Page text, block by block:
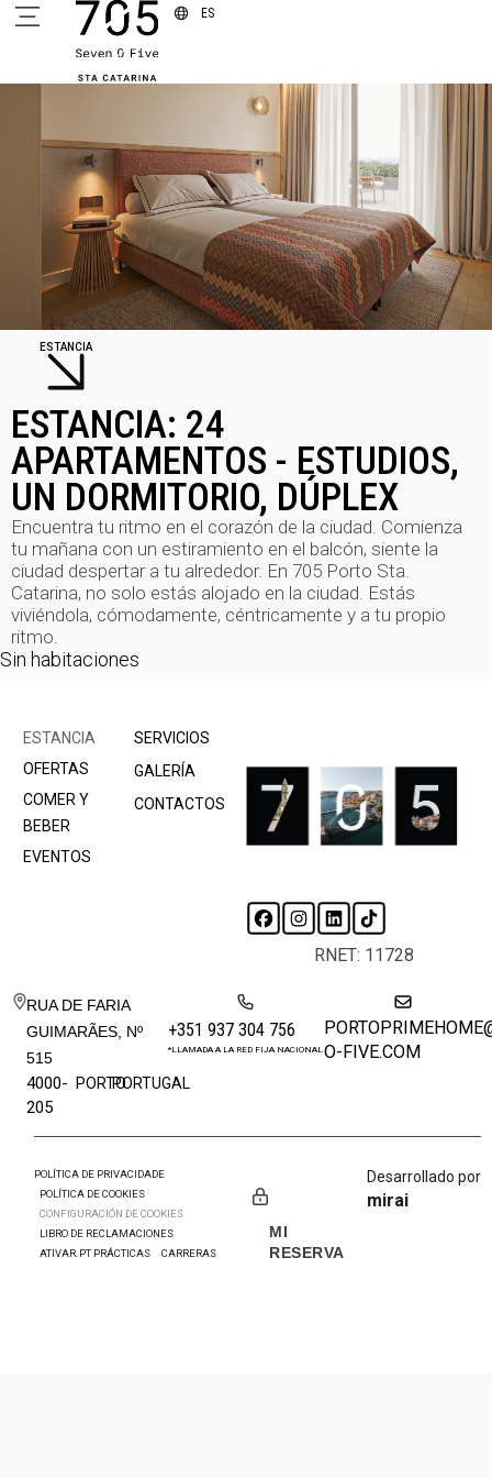
ES
ESTANCIA
ESTANCIA: 24
APARTAMENTOS - ESTUDIOS,
UN DORMITORIO, DÚPLEX
Encuentra tu ritmo en el corazón de la ciudad. Comienza
tu mañana con un estiramiento en el balcón, siente la
ciudad despertar a tu alrededor. En 705 Porto Sta.
Catarina, no solo estás alojado en la ciudad. Estás
viviéndola, cómodamente, céntricamente y a tu propio
ritmo.
Sin habitaciones
ESTANCIA
OFERTAS
COMER Y
BEBER
EVENTOS
SERVICIOS
GALERÍA
CONTACTOS
RNET: 11728
RUA DE FARIA
GUIMARÃES, Nº
515
4000-
205
PORTOPORTUGAL
+351 937 304 756
*LLAMADA A LA RED FIJA NACIONALO-FIVE.COM
POLÍTICA DE PRIVACIDADE
POLÍTICA DE COOKIES
CONFIGURACIÓN DE COOKIES
LIBRO DE RECLAMACIONES
ATIVAR.PT PRÁCTICAS
CARRERAS
MI
RESERVA
Desarrollado por
mirai